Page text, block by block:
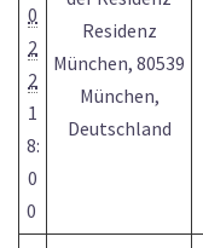
0
2
2
1
8:
0
0
Residenz
München, 80539
München,
Deutschland